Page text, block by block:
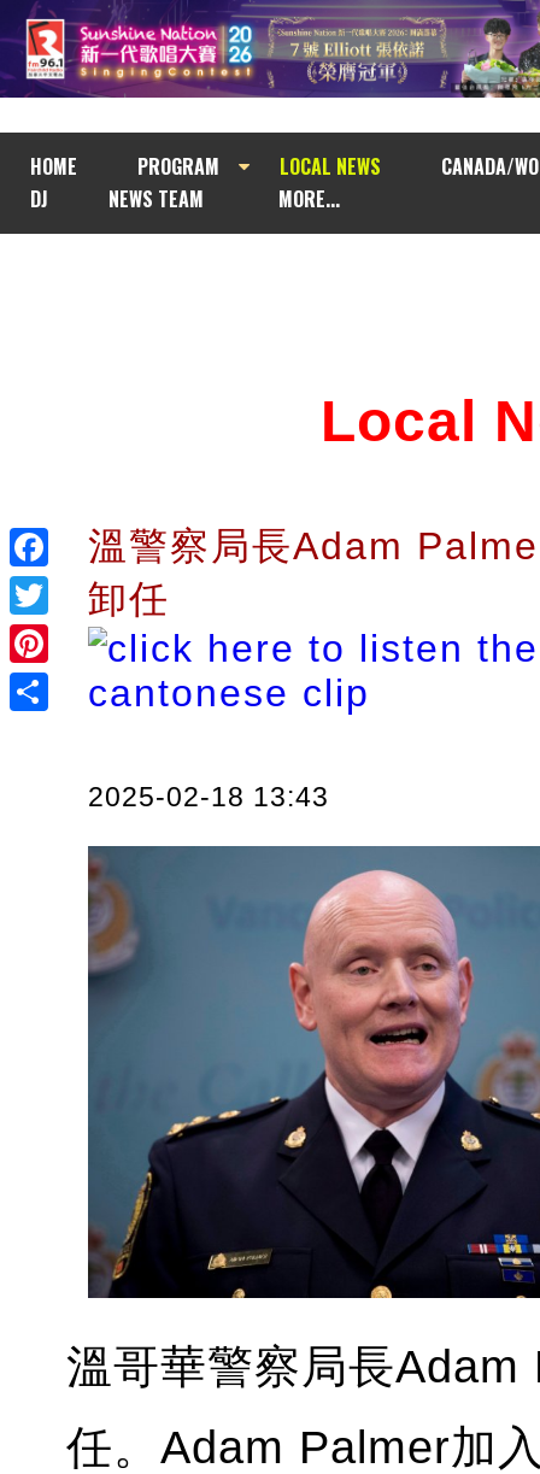
HOME PROGRAM LOCAL NEWS
CANADA/
DJ
NEWS TEAM MORE...
Facebook
Twitter
Pinterest
Local
溫警察局長Adam
卸任
2025-02-18 13:43
溫哥華警察局長
任。Adam Palmer加